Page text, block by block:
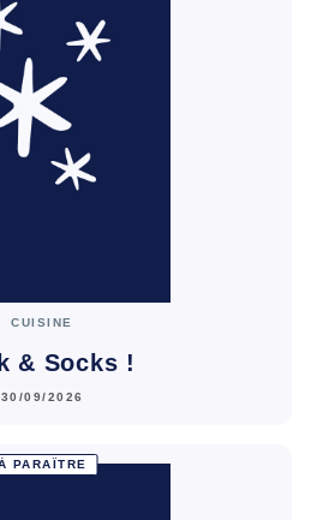
CUISINE
& Socks !
30/09/2026
PARAÎTRE